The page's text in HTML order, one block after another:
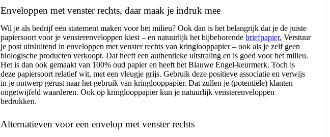
Enveloppen met venster rechts, daar maak je indruk mee
Wil je als bedrijf een statement maken voor het milieu? Ook dan is het belangrijk dat je de juiste
papiersoort voor je vensterenveloppen kiest – en natuurlijk het bijbehorende briefpapier. Verstuur
je post uitsluitend in enveloppen met venster rechts van kringlooppapier – ook als je zelf geen
biologische producten verkoopt. Dat heeft een authentieke uitstraling en is goed voor het milieu.
Het is dan ook gemaakt van 100% oud papier en heeft het Blauwe Engel-keurmerk. Toch is
deze papiersoort relatief wit, met een vleugje grijs. Gebruik deze positieve associatie en verwijs
in je ontwerp gerust naar het gebruik van kringlooppapier. Dat zullen je (potentiële) klanten
ongetwijfeld waarderen. Ook op kringlooppapier kun je natuurlijk vensterenveloppen
bedrukken.
Alternatieven voor een envelop met venster rechts